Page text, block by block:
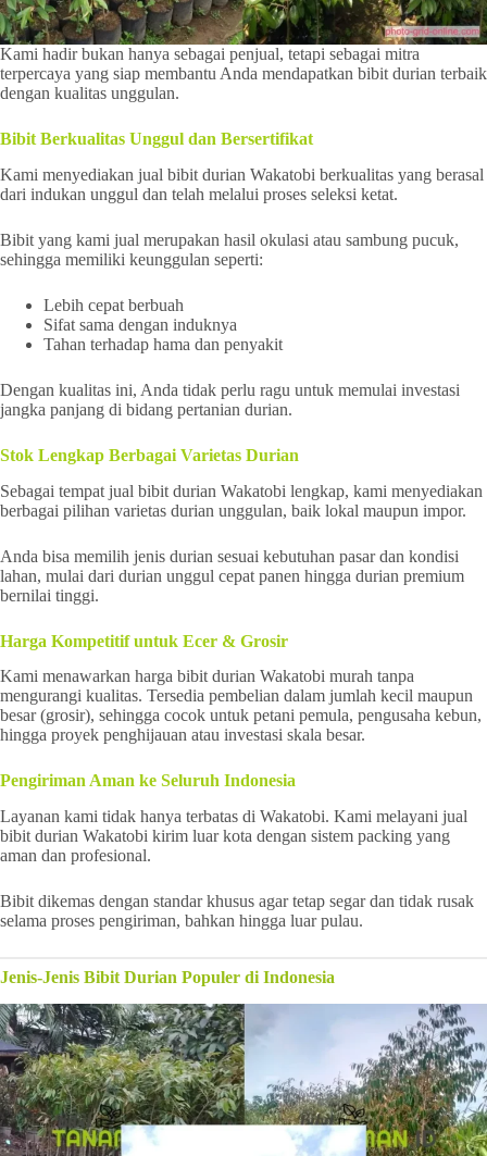
Kami hadir bukan hanya sebagai penjual, tetapi sebagai mitra
terpercaya yang siap membantu Anda mendapatkan bibit durian terbaik
dengan kualitas unggulan.
Bibit Berkualitas Unggul dan Bersertifikat
Kami menyediakan jual bibit durian Wakatobi berkualitas yang berasal
dari indukan unggul dan telah melalui proses seleksi ketat.
Bibit yang kami jual merupakan hasil okulasi atau sambung pucuk,
sehingga memiliki keunggulan seperti:
Lebih cepat berbuah
Sifat sama dengan induknya
Tahan terhadap hama dan penyakit
Dengan kualitas ini, Anda tidak perlu ragu untuk memulai investasi
jangka panjang di bidang pertanian durian.
Stok Lengkap Berbagai Varietas Durian
Sebagai tempat jual bibit durian Wakatobi lengkap, kami menyediakan
berbagai pilihan varietas durian unggulan, baik lokal maupun impor.
Anda bisa memilih jenis durian sesuai kebutuhan pasar dan kondisi
lahan, mulai dari durian unggul cepat panen hingga durian premium
bernilai tinggi.
Harga Kompetitif untuk Ecer & Grosir
Kami menawarkan harga bibit durian Wakatobi murah tanpa
mengurangi kualitas. Tersedia pembelian dalam jumlah kecil maupun
besar (grosir), sehingga cocok untuk petani pemula, pengusaha kebun,
hingga proyek penghijauan atau investasi skala besar.
Pengiriman Aman ke Seluruh Indonesia
Layanan kami tidak hanya terbatas di Wakatobi. Kami melayani jual
bibit durian Wakatobi kirim luar kota dengan sistem packing yang
aman dan profesional.
Bibit dikemas dengan standar khusus agar tetap segar dan tidak rusak
selama proses pengiriman, bahkan hingga luar pulau.
Jenis-Jenis Bibit Durian Populer di Indonesia